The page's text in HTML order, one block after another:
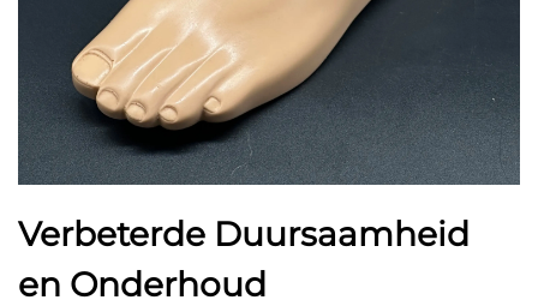
Verbeterde Duursaamheid
en Onderhoud